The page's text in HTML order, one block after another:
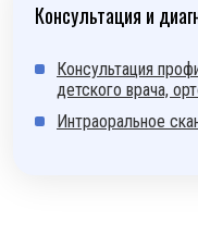
Консультация и
Консультация
детского врача,
Интраоральное